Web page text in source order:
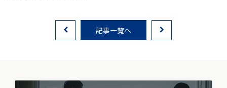
0258-34-2221
受付時間：9:00～18:00（土日祝 年末年始除く）
記事一覧へ